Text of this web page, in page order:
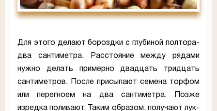
Для этого делают бороздки с глубиной полтора-
два сантиметра. Расстояние между рядами
нужно делать примерно двадцать тридцать
сантиметров. После присыпают семена торфом
или перегноем на два сантиметра. Позже
изредка поливают. Таким образом, получают лук-